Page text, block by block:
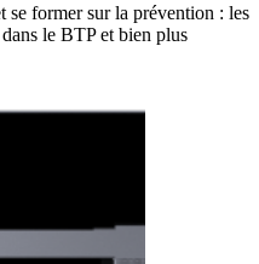
se former sur la prévention : les
le BTP et bien plus